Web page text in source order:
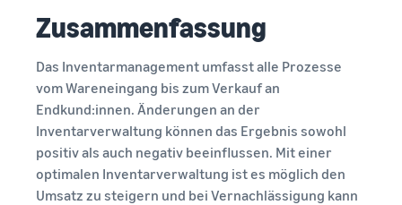
Zusammenfassung
Das Inventarmanagement umfasst alle Prozesse
vom Wareneingang bis zum Verkauf an
Endkund:innen. Änderungen an der
Inventarverwaltung können das Ergebnis sowohl
positiv als auch negativ beeinflussen. Mit einer
optimalen Inventarverwaltung ist es möglich den
Umsatz zu steigern und bei Vernachlässigung kann